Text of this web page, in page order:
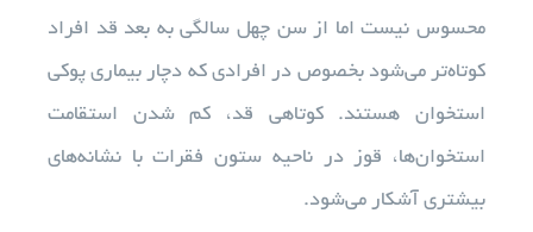
محسوس نیست اما از سن چهل سالگی به بعد قد افراد
کوتاه‌تر می‌شود بخصوص در افرادی که دچار بیماری پوکی
استخوان هستند. کوتاهی قد، کم شدن استقامت
استخوان‌ها، قوز در ناحیه ستون فقرات با نشانه‌های
بیشتری آشکار می‌شود.